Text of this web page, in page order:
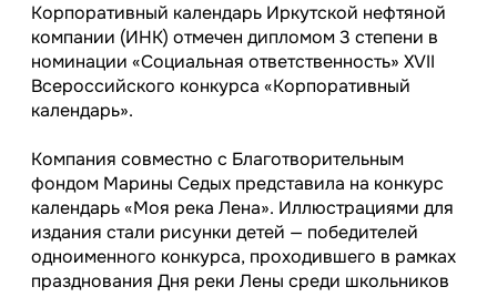
Корпоративный календарь Иркутской нефтяной
компании (ИНК) отмечен дипломом 3 степени в
номинации «Социальная ответственность» XVII
Всероссийского конкурса «Корпоративный
календарь».
Компания совместно с Благотворительным
фондом Марины Седых представила на конкурс
календарь «Моя река Лена». Иллюстрациями для
издания стали рисунки детей — победителей
одноименного конкурса, проходившего в рамках
празднования Дня реки Лены среди школьников